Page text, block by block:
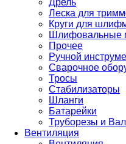
Дрель
Леска для
Круги для
Шлифовальные
Прочее
Ручной
Сварочное
Тросы
Стабилизаторы
Шланги
Батарейки
Труборезы и
Вентиляция